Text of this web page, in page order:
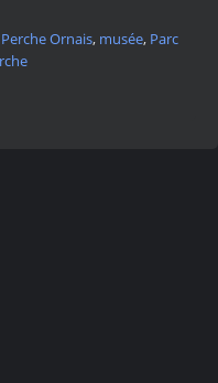
Ornais, musée, Parc